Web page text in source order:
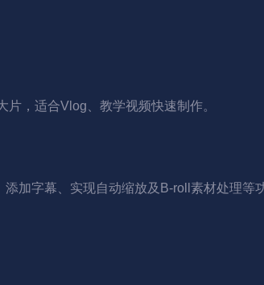
，适合Vlog、教学视频快速制作。
加字幕、实现自动缩放及B-roll素材处理等